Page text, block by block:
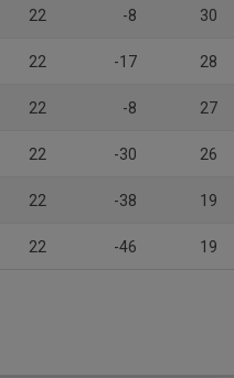
22 -8 30
22 -17 28
22 -8 27
22 -30 26
22 -38 19
22 -46 19